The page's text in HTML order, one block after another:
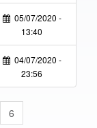
05/07/2020 -
13:40
04/07/2020 -
23:56
6